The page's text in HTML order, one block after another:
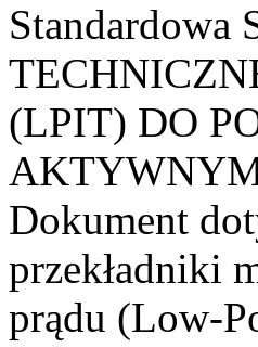
Standardowa
(LPIT) DO
Dokument
przekładniki
prądu (Low-